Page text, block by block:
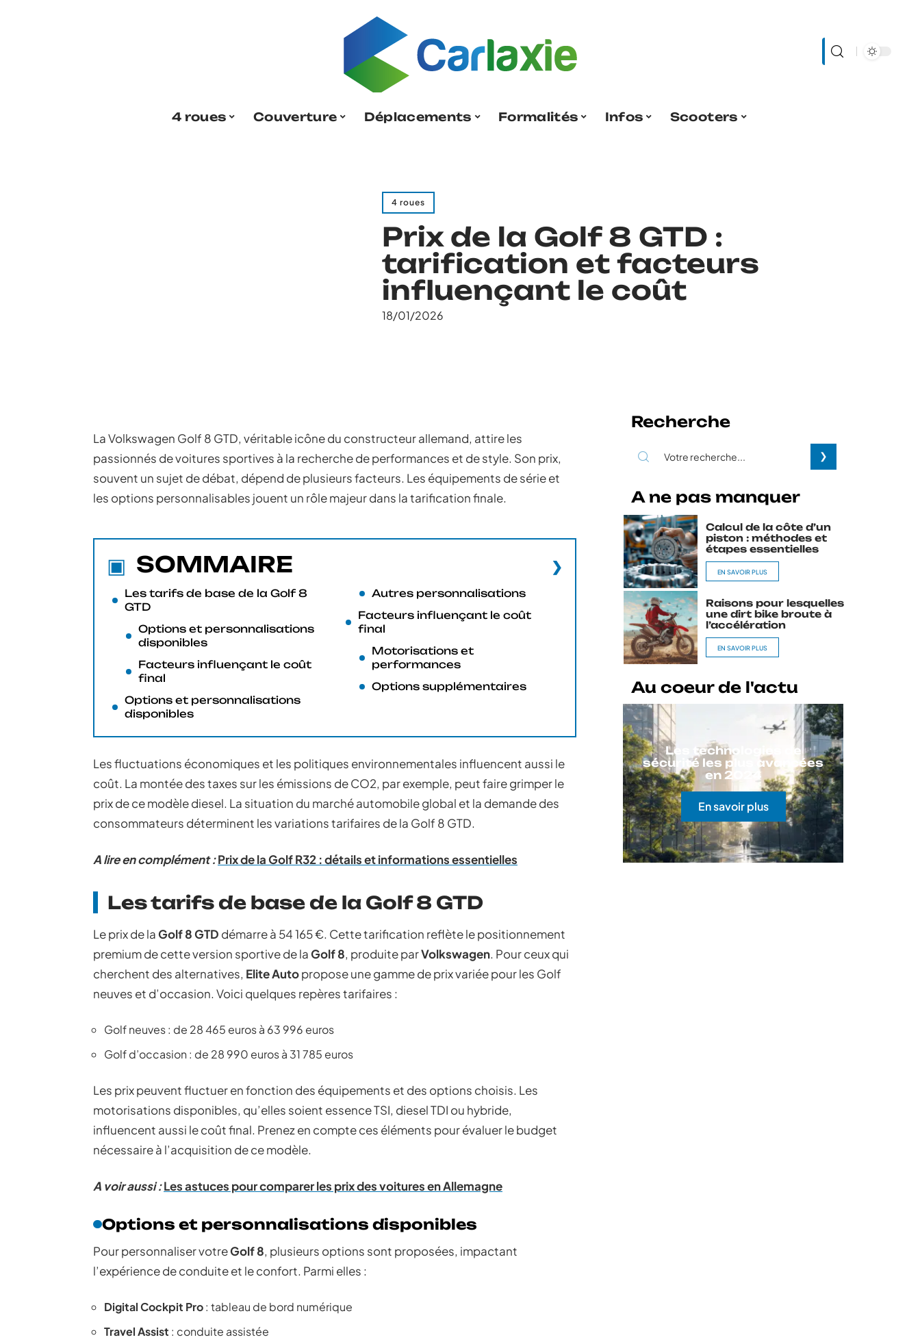
4 roues Couverture Déplacements Formalités Infos Scooters
4 roues
Prix de la Golf 8 GTD :
tarification et facteurs
influençant le coût
18/01/2026
La Volkswagen Golf 8 GTD, véritable icône du constructeur allemand, attire les
passionnés de voitures sportives à la recherche de performances et de style. Son prix,
souvent un sujet de débat, dépend de plusieurs facteurs. Les équipements de série et
les options personnalisables jouent un rôle majeur dans la tarification finale.
SOMMAIRE
Les tarifs de base de la Golf 8
GTD
Options et personnalisations
disponibles
Facteurs influençant le coût
final
Options et personnalisations
disponibles
Autres personnalisations
Facteurs influençant le coût
final
Motorisations et
performances
Options supplémentaires
Les fluctuations économiques et les politiques environnementales influencent aussi le
coût. La montée des taxes sur les émissions de CO2, par exemple, peut faire grimper le
prix de ce modèle diesel. La situation du marché automobile global et la demande des
consommateurs déterminent les variations tarifaires de la Golf 8 GTD.
A lire en complément :Prix de la Golf R32 : détails et informations essentielles
Les tarifs de base de la Golf 8 GTD
Le prix de laGolf 8 GTD démarre à 54 165 €. Cette tarification reflète le positionnement
premium de cette version sportive de laGolf 8, produite parVolkswagen. Pour ceux qui
cherchent des alternatives, Elite Autopropose une gamme de prix variée pour les Golf
neuves et d’occasion. Voici quelques repères tarifaires :
Golf neuves : de 28 465 euros à 63 996 euros
Golf d’occasion : de 28 990 euros à 31 785 euros
Les prix peuvent fluctuer en fonction des équipements et des options choisis. Les
motorisations disponibles, qu’elles soient essence TSI, diesel TDI ou hybride,
influencent aussi le coût final. Prenez en compte ces éléments pour évaluer le budget
nécessaire à l’acquisition de ce modèle.
A voir aussi :Les astuces pour comparer les prix des voitures en Allemagne
Options et personnalisations disponibles
Pour personnaliser votreGolf 8, plusieurs options sont proposées, impactant
l’expérience de conduite et le confort. Parmi elles :
Digital Cockpit Pro: tableau de bord numérique
Travel Assist : conduite assistée
Recherche
A ne pas manquer
Calcul de la côte d’un
piston : méthodes et
étapes essentielles
EN SAVOIR PLUS
Raisons pour lesquelles
une dirt bike broute à
l’accélération
EN SAVOIR PLUS
Au coeur de l'actu
Les technologies de
sécurité les plus avancées
en 2024
En savoir plus